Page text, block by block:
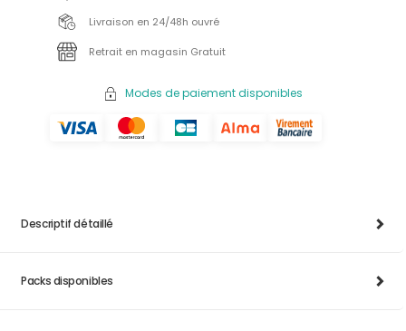
Livraison en 24/48h ouvré
Retrait en magasin Gratuit
Modes de paiement disponibles
Descriptif détaillé
Packs disponibles